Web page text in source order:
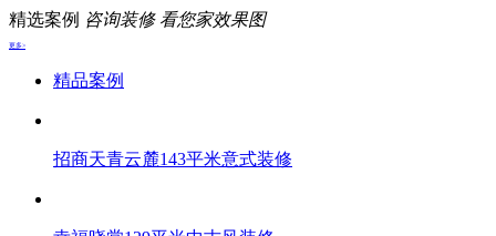
精选案例 咨询装修 看您家效果图
更多>
精品案例
招商天青云麓143平米意式装修